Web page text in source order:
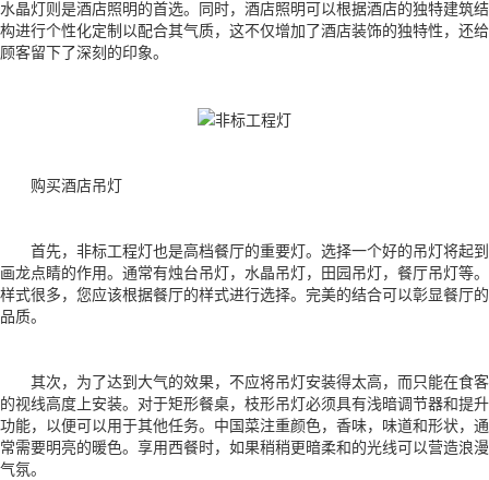
水晶灯则是酒店照明的首选。同时，酒店照明可以根据酒店的独特建筑结
构进行个性化定制以配合其气质，这不仅增加了酒店装饰的独特性，还给
顾客留下了深刻的印象。
购买酒店吊灯
首先，非标工程灯也是高档餐厅的重要灯。选择一个好的吊灯将起到
画龙点睛的作用。通常有烛台吊灯，水晶吊灯，田园吊灯，餐厅吊灯等。
样式很多，您应该根据餐厅的样式进行选择。完美的结合可以彰显餐厅的
品质。
其次，为了达到大气的效果，不应将吊灯安装得太高，而只能在食客
的视线高度上安装。对于矩形餐桌，枝形吊灯必须具有浅暗调节器和提升
功能，以便可以用于其他任务。中国菜注重颜色，香味，味道和形状，通
常需要明亮的暖色。享用西餐时，如果稍稍更暗柔和的光线可以营造浪漫
气氛。